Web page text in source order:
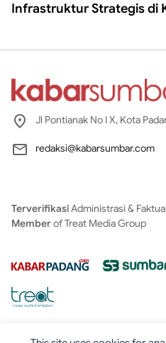
Infrastruktur Strategis di
Jl Pontianak No I X, Kota
redaksi@kabarsumbar.com
TerverifikasiAdministrasi & Faktual
Memberof Treat Media Group